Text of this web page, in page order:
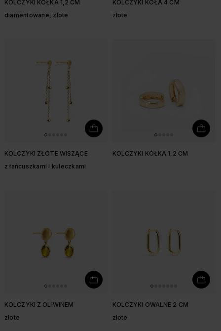
KOLCZYKI KÓŁKA 1,2 CM
diamentowane, złote
KOLCZYKI KOŁA 4 CM
złote
KOLCZYKI ZŁOTE WISZĄCE
z łańcuszkami i kuleczkami
KOLCZYKI KÓŁKA 1,2 CM
KOLCZYKI Z OLIWINEM
złote
KOLCZYKI OWALNE 2 CM
złote